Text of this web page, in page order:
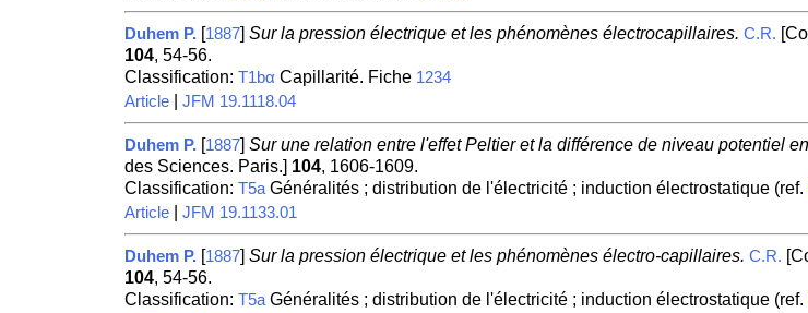
Duhem P. [1887] Sur la pression électrique et les phénomènes électrocapillaires. C.R.
104, 54-56.
Classification: T1bα Capillarité. Fiche 1234
Article| JFM 19.1118.04
Duhem P. [1887] Sur une relation entre l'effet Peltier et la différence de niveau potentiel
des Sciences. Paris.] 104, 1606-1609.
Classification: T5aGénéralités ; distribution de l'électricité ; induction électrostatique (ref.
Article| JFM 19.1133.01
Duhem P. [1887] Sur la pression électrique et les phénomènes électro-capillaires. C.R.
104, 54-56.
Classification: T5aGénéralités ; distribution de l'électricité ; induction électrostatique (ref.